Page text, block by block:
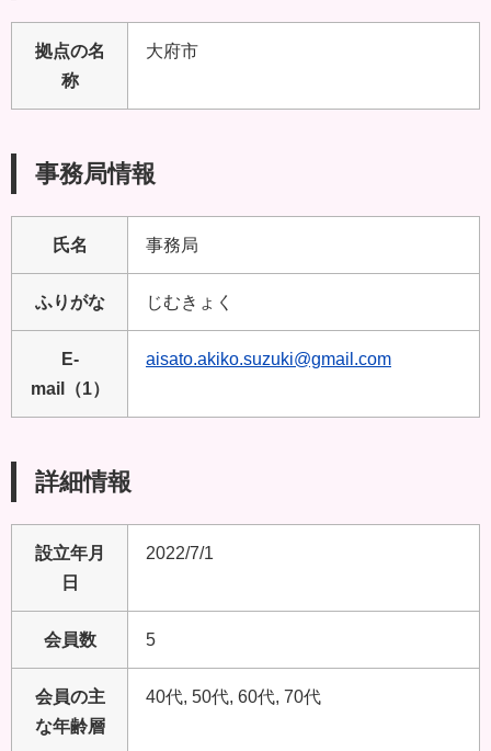
拠点の名
称
大府市
事務局情報
氏名 事務局
ふりがな じむきょく
E-
mail（1）
aisato.akiko.suzuki@gmail.com
詳細情報
設立年月
日
2022/7/1
会員数 5
会員の主
な年齢層
40代, 50代, 60代, 70代